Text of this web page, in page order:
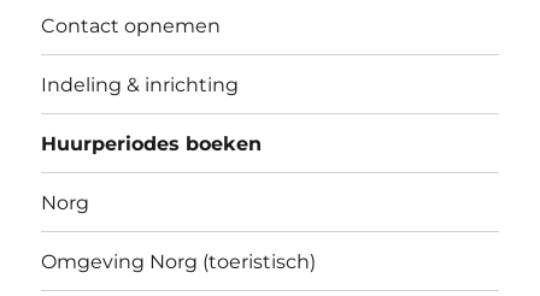
Contact opnemen
Indeling & inrichting
Huurperiodes boeken
Norg
Omgeving Norg (toeristisch)